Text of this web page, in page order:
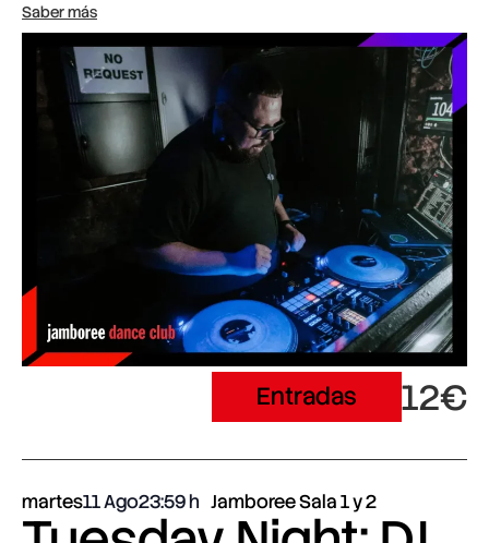
Saber más
Entradas 12€
martes11 Ago23:59 Jamboree Sala 1 y 2